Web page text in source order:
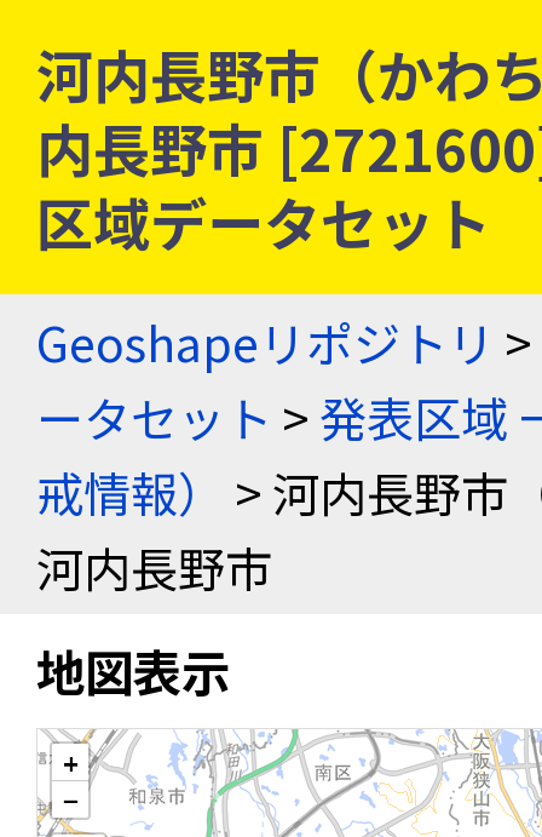
河内長野市（かわ
内長野市
区域データセット
Geoshapeリポジトリ >
ータセット >発表区域
戒情報）
> 河内長野市
河内長野市
地図表示
+
−